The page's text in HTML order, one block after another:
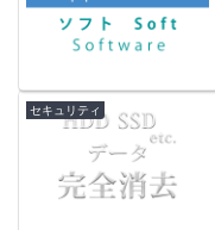
セキュリティ